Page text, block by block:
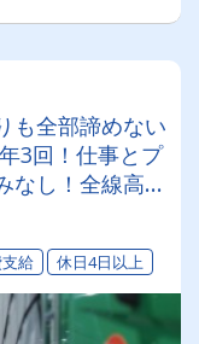
も全部諦めない
3回！仕事とプ
なし！全線高速
ケジュール◎
給 休日4日以上